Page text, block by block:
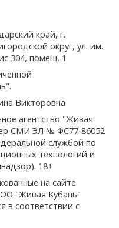
край, г.
округ, ул. им.
304, помещ. 1
Викторовна
агентство "Живая
СМИ ЭЛ № ФС77-86052
службой по
технологий и
18+
на сайте
"Живая Кубань"
в соответствии с